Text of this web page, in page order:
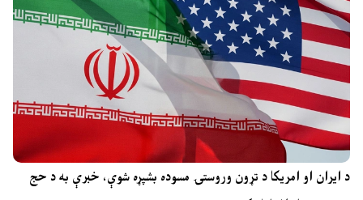
د ایران او امریکا د تړون وروستۍ مسوده بشپړه شوې، خبرې به د حج